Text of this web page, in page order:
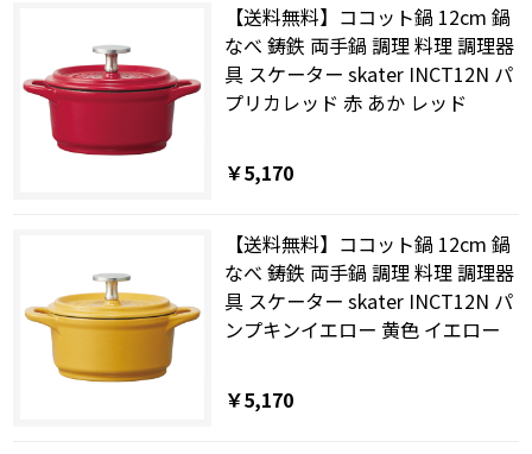
【送料無料】ココット鍋 12cm 鍋
なべ 鋳鉄 両手鍋 調理 料理 調理器
具 スケーター skater INCT12N パ
プリカレッド 赤 あか レッド
￥5,170
【送料無料】ココット鍋 12cm 鍋
なべ 鋳鉄 両手鍋 調理 料理 調理器
具 スケーター skater INCT12N パ
ンプキンイエロー 黄色 イエロー
￥5,170